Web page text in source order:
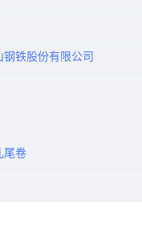
钢铁股份有限公司
尾卷